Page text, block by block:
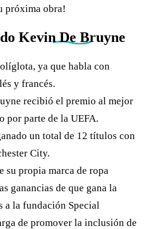
próxima obra!
Kevin De Bruyne
ya que habla con
y francés.
recibió el premio al mejor
por parte de la UEFA.
un total de 12 títulos con
City.
su propia marca de ropa
ganancias de que gana la
a la fundación Special
de promover la inclusión de